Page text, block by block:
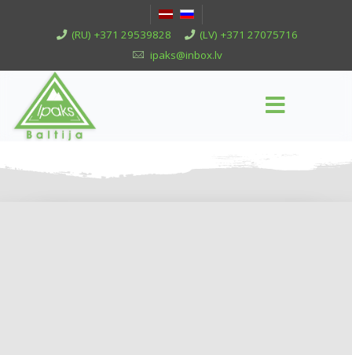
(RU) +371 29539828
(LV) +371 27075716
ipaks@inbox.lv